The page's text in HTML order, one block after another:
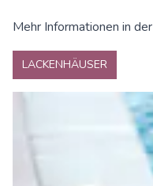
Mehr Informationen in
LACKENHÄUSER